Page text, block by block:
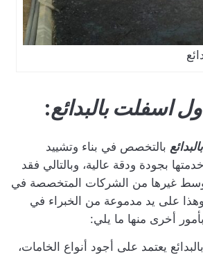
اسفلت بالبدائع:
بالتخصص في بناء وتشييد
بجودة ودقة عالية، وبالتالي فقد
غيرها من الشركات المتخصصة في
وهذا على يد مدموعة من الخبراء في
أخرى منها ما يلي:
يعتمد على أجود أنواع الخامات،